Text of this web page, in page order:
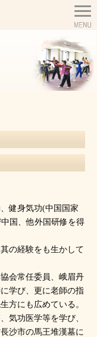
健身気功(中国国家
国、他外国研修を得
の経験をも生かして
会常任委員、峨眉丹
学び、更に老師の指
方にも広めている。
気功医学等を学び、
沙市の馬王堆漢墓に